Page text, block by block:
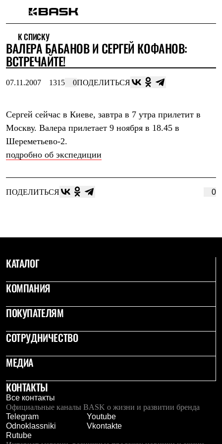
Интернет-магазин
Мужская одежда
Утепленная пухом
Куртки
Жилеты
Куртки
Брюки
Штормовая одежда
Куртки
Софтшелл одежда
Брюки
Флисовая одежда
Куртки
Лёгкая одежда
Рубашки
Толстовки
Шорты
Женская одежда
Утепленная пухом
Куртки
Жилеты
Утепленная синтетикой
Брюки
Штормовая одежда
Куртки
Софтшелл одежда
Куртки
Брюки
Лёгкая одежда
К СПИСКУ
ВАЛЕРА БАБАНОВ И СЕРГЕЙ КОФАНОВ:
ВСТРЕЧАЙТЕ!
07.11.2007 1315 0ПОДЕЛИТЬСЯ
Сергей сейчас в Киеве, завтра в 7 утра прилетит в
Москву. Валера прилетает 9 ноября в 18.45 в
Шереметьево-2.
подробно об экспедиции
ПОДЕЛИТЬСЯ 0
КАТАЛОГ
КОМПАНИЯ
ПОКУПАТЕЛЯМ
СОТРУДНИЧЕСТВО
МЕДИА
КОНТАКТЫ
Все контакты
Официальные каналы BASK о жизни и развитии бренда
Telegram
Youtube
Odnoklassniki
Vkontakte
Rutube